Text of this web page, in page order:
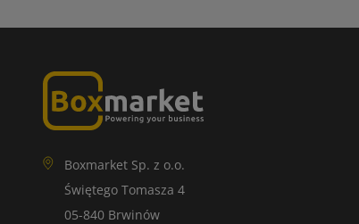
Boxmarket Sp. z o.o.
Świętego Tomasza 4
05-840 Brwinów